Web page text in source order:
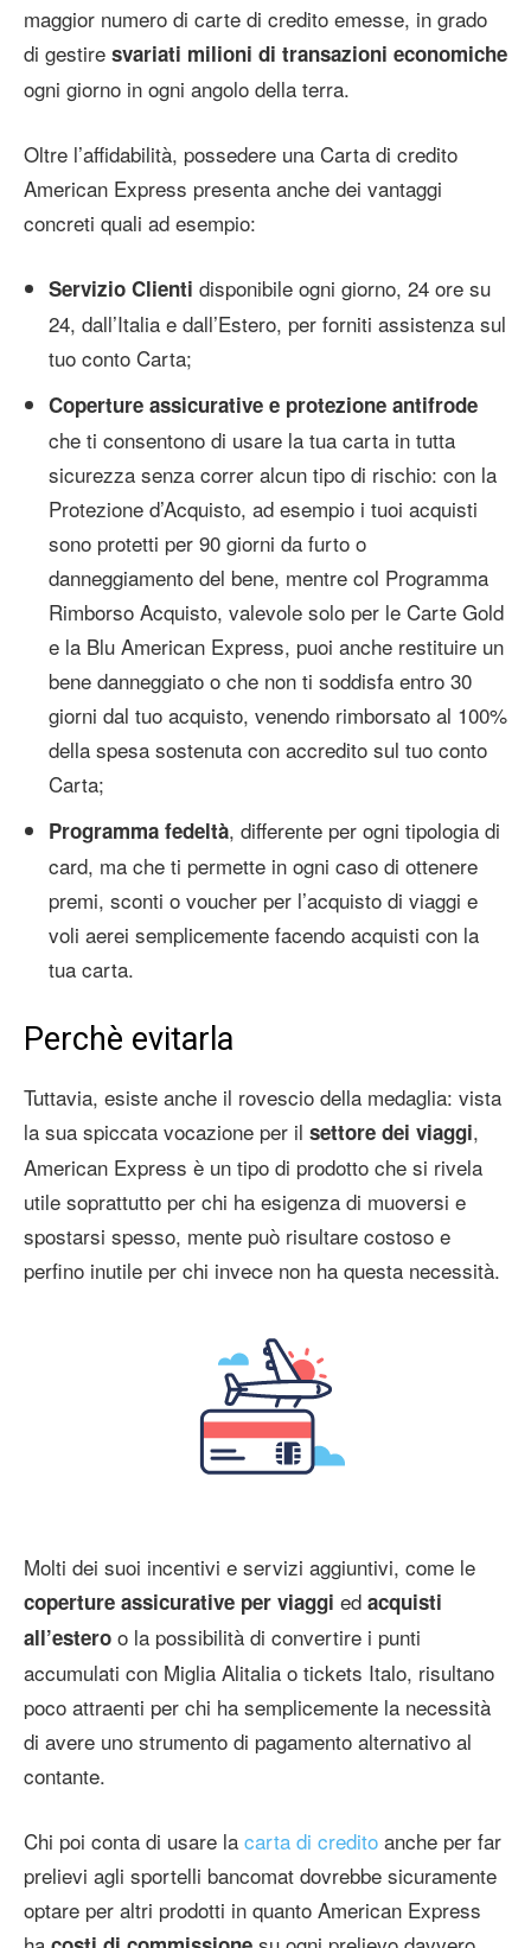
maggior numero di carte di credito emesse, in grado
di gestire svariati milioni di transazioni economiche
ogni giorno in ogni angolo della terra.
Oltre l’affidabilità, possedere una Carta di credito
American Express presenta anche dei vantaggi
concreti quali ad esempio:
Servizio Clienti disponibile ogni giorno, 24 ore su
24, dall’Italia e dall’Estero, per forniti assistenza sul
tuo conto Carta;
Coperture assicurative e protezione antifrode
che ti consentono di usare la tua carta in tutta
sicurezza senza correr alcun tipo di rischio: con la
Protezione d’Acquisto, ad esempio i tuoi acquisti
sono protetti per 90 giorni da furto o
danneggiamento del bene, mentre col Programma
Rimborso Acquisto, valevole solo per le Carte Gold
e la Blu American Express, puoi anche restituire un
bene danneggiato o che non ti soddisfa entro 30
giorni dal tuo acquisto, venendo rimborsato al 100%
della spesa sostenuta con accredito sul tuo conto
Carta;
Programma fedeltà, differente per ogni tipologia di
card, ma che ti permette in ogni caso di ottenere
premi, sconti o voucher per l’acquisto di viaggi e
voli aerei semplicemente facendo acquisti con la
tua carta.
Perchè evitarla
Tuttavia, esiste anche il rovescio della medaglia: vista
la sua spiccata vocazione per il settore dei viaggi,
American Express è un tipo di prodotto che si rivela
utile soprattutto per chi ha esigenza di muoversi e
spostarsi spesso, mente può risultare costoso e
perfino inutile per chi invece non ha questa necessità.
Molti dei suoi incentivi e servizi aggiuntivi, come le
coperture assicurative per viaggi ed acquisti
all’estero o la possibilità di convertire i punti
accumulati con Miglia Alitalia o tickets Italo, risultano
poco attraenti per chi ha semplicemente la necessità
di avere uno strumento di pagamento alternativo al
contante.
Chi poi conta di usare la carta di credito anche per far
prelievi agli sportelli bancomat dovrebbe sicuramente
optare per altri prodotti in quanto American Express